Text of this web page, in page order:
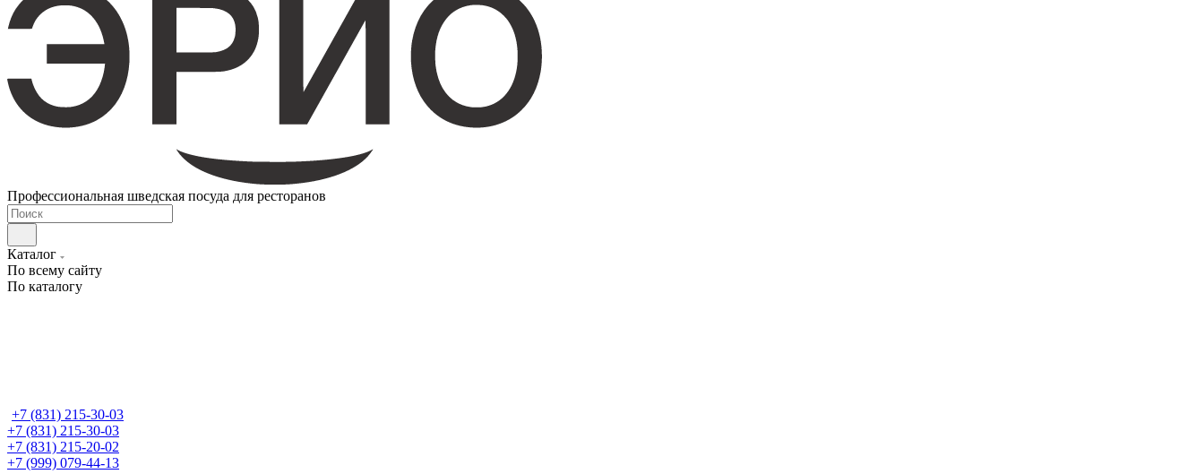
Профессиональная шведская посуда для ресторанов
Каталог
По всему сайту
По каталогу
+7 (831) 215-30-03
+7 (831) 215-30-03
+7 (831) 215-20-02
+7 (999) 079-44-13